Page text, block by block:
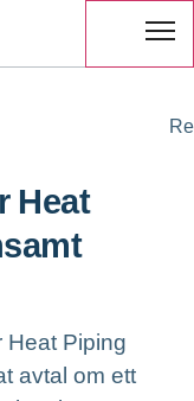
Heat
Heat Piping
avtal om ett